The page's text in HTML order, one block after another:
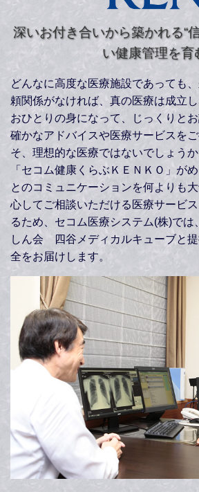
深いお付き合いから築かれる“
い健康管理を育
どんなに高度な医療施設であっても
頼関係がなければ、真の医療は成立
おひとりの身になって、じっくりと
確かなアドバイスや医療サービスを
そ、理想的な医療ではないでしょうか
「セコム健康くらぶＫＥＮＫＯ」が
とのコミュニケーションを何よりも
心してご相談いただける医療サービ
るため、セコム医療システム(株)では
しん会 四谷メディカルキューブと
全をお届けします。